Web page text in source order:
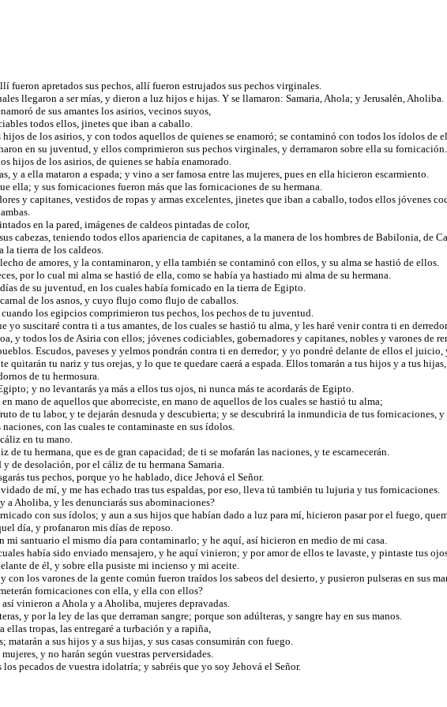
apretados sus pechos, allí fueron estrujados sus pechos virginales.
llegaron a ser mías, y dieron a luz hijos e hijas. Y se llamaron: Samaria, Ahola; y Jerusalén, Aholiba.
de sus amantes los asirios, vecinos suyos,
todos ellos, jinetes que iban a caballo.
de los asirios, y con todos aquellos de quienes se enamoró; se contaminó con todos los ídolos de
en su juventud, y ellos comprimieron sus pechos virginales, y derramaron sobre ella su fornicación.
hijos de los asirios, de quienes se había enamorado.
y a ella mataron a espada; y vino a ser famosa entre las mujeres, pues en ella hicieron escarmiento.
y sus fornicaciones fueron más que las fornicaciones de su hermana.
y capitanes, vestidos de ropas y armas excelentes, jinetes que iban a caballo, todos ellos jóvenes
en la pared, imágenes de caldeos pintadas de color,
cabezas, teniendo todos ellos apariencia de capitanes, a la manera de los hombres de Babilonia, de
la tierra de los caldeos.
de amores, y la contaminaron, y ella también se contaminó con ellos, y su alma se hastió de ellos.
por lo cual mi alma se hastió de ella, como se había ya hastiado mi alma de su hermana.
de su juventud, en los cuales había fornicado en la tierra de Egipto.
de los asnos, y cuyo flujo como flujo de caballos.
los egipcios comprimieron tus pechos, los pechos de tu juventud.
suscitaré contra ti a tus amantes, de los cuales se hastió tu alma, y les haré venir contra ti en
y todos los de Asiria con ellos; jóvenes codiciables, gobernadores y capitanes, nobles y varones de
Escudos, paveses y yelmos pondrán contra ti en derredor; y yo pondré delante de ellos el juicio,
tu nariz y tus orejas, y lo que te quedare caerá a espada. Ellos tomarán a tus hijos y a tus
de tu hermosura.
y no levantarás ya más a ellos tus ojos, ni nunca más te acordarás de Egipto.
mano de aquellos que aborreciste, en mano de aquellos de los cuales se hastió tu alma;
de tu labor, y te dejarán desnuda y descubierta; y se descubrirá la inmundicia de tus fornicaciones,
con las cuales te contaminaste en sus ídolos.
en tu mano.
tu hermana, que es de gran capacidad; de ti se mofarán las naciones, y te escarnecerán.
de desolación, por el cáliz de tu hermana Samaria.
tus pechos, porque yo he hablado, dice Jehová el Señor.
de mí, y me has echado tras tus espaldas, por eso, lleva tú también tu lujuria y tus fornicaciones.
Aholiba, y les denunciarás sus abominaciones?
con sus ídolos; y aun a sus hijos que habían dado a luz para mí, hicieron pasar por el fuego,
día, y profanaron mis días de reposo.
mi santuario el mismo día para contaminarlo; y he aquí, así hicieron en medio de mi casa.
había sido enviado mensajero, y he aquí vinieron; y por amor de ellos te lavaste, y pintaste tus
de él, y sobre ella pusiste mi incienso y mi aceite.
los varones de la gente común fueron traídos los sabeos del desierto, y pusieron pulseras en sus
fornicaciones con ella, y ella con ellos?
vinieron a Ahola y a Aholiba, mujeres depravadas.
y por la ley de las que derraman sangre; porque son adúlteras, y sangre hay en sus manos.
tropas, las entregaré a turbación y a rapiña,
matarán a sus hijos y a sus hijas, y sus casas consumirán con fuego.
y no harán según vuestras perversidades.
pecados de vuestra idolatría; y sabréis que yo soy Jehová el Señor.